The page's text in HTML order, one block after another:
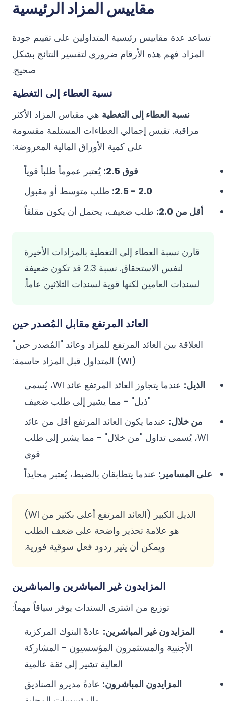
مقاييس المزاد الرئيسية
تساعد عدة مقاييس رئيسية المتداولين على تقييم جودة
المزاد. فهم هذه الأرقام ضروري لتفسير النتائج بشكل
صحيح.
نسبة العطاء إلى التغطية
نسبة العطاء إلى التغطية هي مقياس المزاد الأكثر
مراقبة. تقيس إجمالي العطاءات المستلمة مقسومة
على كمية الأوراق المالية المعروضة:
فوق 2.5:
يُعتبر عموماً طلباً قوياً
2.0 - 2.5:
طلب متوسط أو مقبول
أقل من 2.0:
طلب ضعيف، يحتمل أن يكون مقلقاً
قارن نسبة العطاء إلى التغطية بالمزادات الأخيرة
لنفس الاستحقاق. نسبة 2.3 قد تكون ضعيفة
لسندات العامين لكنها قوية لسندات الثلاثين عاماً.
العائد المرتفع مقابل المُصدر حين
العلاقة بين العائد المرتفع للمزاد وعائد "المُصدر حين"
(WI) المتداول قبل المزاد حاسمة:
الذيل:
عندما يتجاوز العائد المرتفع عائد WI، يُسمى
"ذيل" - مما يشير إلى طلب ضعيف
من خلال: عندما يكون العائد المرتفع أقل من عائد
WI، يُسمى تداول "من خلال" - مما يشير إلى طلب
قوي
على المسامير: عندما يتطابقان بالضبط، يُعتبر محايداً
الذيل الكبير (العائد المرتفع أعلى بكثير من WI)
هو علامة تحذير واضحة على ضعف الطلب
ويمكن أن يثير ردود فعل سوقية فورية.
المزايدون غير المباشرين والمباشرين
توزيع من اشترى السندات يوفر سياقاً مهماً:
المزايدون غير المباشرين: عادةً البنوك المركزية
الأجنبية والمستثمرون المؤسسيون - المشاركة
العالية تشير إلى ثقة عالمية
المزايدون المباشرون: عادةً مديرو الصناديق